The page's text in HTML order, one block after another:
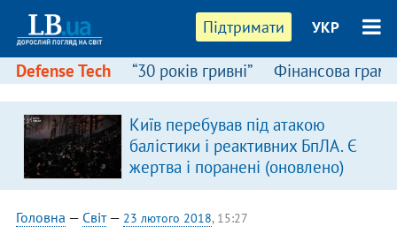
Підтримати УКР
Defense Tech “30 років гривні” Фінансова
Київ перебував під атакою
балістики і реактивних БпЛА. Є
жертва і поранені (оновлено)
Головна — Світ— 23 лютого 2018, 15:27